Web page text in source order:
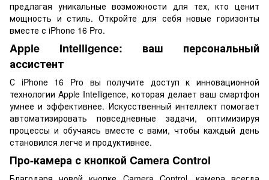
предлагая уникальные возможности для тех, кто ценит
мощность и стиль. Откройте для себя новые горизонты
вместе с iPhone 16 Pro.
Apple Intelligence: ваш персональный
ассистент
С iPhone 16 Pro вы получите доступ к инновационной
технологии Apple Intelligence, которая делает ваш смартфон
умнее и эффективнее. Искусственный интеллект помогает
автоматизировать повседневные задачи, оптимизируя
процессы и обучаясь вместе с вами, чтобы каждый день
становился легче и продуктивнее.
Про-камера с кнопкой Camera Control